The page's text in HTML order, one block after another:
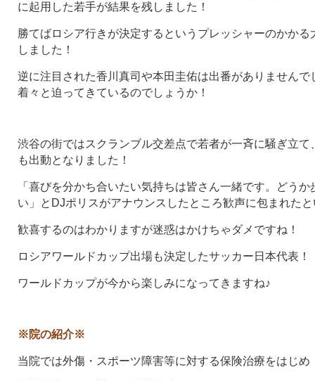
に起用した若手が結果を残しました！
勝てばロシア行きが決定するというプレッシャーのかかる
しました！
逆に注目された香川真司や本田圭佑は出番がありませんで
着々と迫ってきているのでしょうか！
渋谷の街ではスクランブル交差点で若者が一斉に騒ぎ立て
も出動となりました！
「喜びを分かち合いたい気持ちは皆さん一緒です。どう
い」とDJポリスがアナウンスしたところ歓声に包まれた
歓喜するのはわかりますが迷惑はかけちゃダメですね！
ロシアワールドカップ出場も決定したサッカー日本代表！
ワールドカップが今から楽しみになってきますね♪
※院の紹介※
当院では外傷・スポーツ障害等に対する保険治療をはじめ